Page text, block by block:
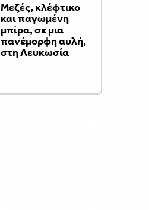
Μεζές, κλέφτικο
και παγωμένη
μπίρα, σε μια
πανέμορφη αυλή,
στη Λευκωσία